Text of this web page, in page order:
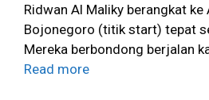
Ridwan Al Maliky berangkat ke
Bojonegoro (titik start) tepat
Mereka berbondong berjalan
Read more